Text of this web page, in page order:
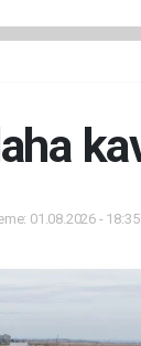
01.08.2026 - 18:35